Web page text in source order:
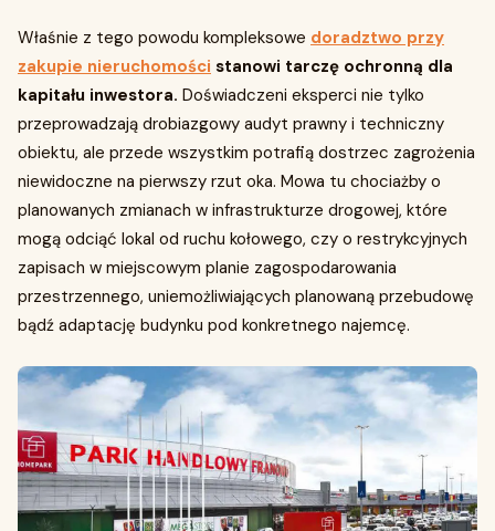
Właśnie z tego powodu kompleksowe doradztwo przy
zakupie nieruchomości stanowi tarczę ochronną dla
kapitału inwestora. Doświadczeni eksperci nie tylko
przeprowadzają drobiazgowy audyt prawny i techniczny
obiektu, ale przede wszystkim potrafią dostrzec zagrożenia
niewidoczne na pierwszy rzut oka. Mowa tu chociażby o
planowanych zmianach w infrastrukturze drogowej, które
mogą odciąć lokal od ruchu kołowego, czy o restrykcyjnych
zapisach w miejscowym planie zagospodarowania
przestrzennego, uniemożliwiających planowaną przebudowę
bądź adaptację budynku pod konkretnego najemcę.